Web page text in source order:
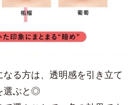
る方は、透明感を引き立て
選ぶと◎